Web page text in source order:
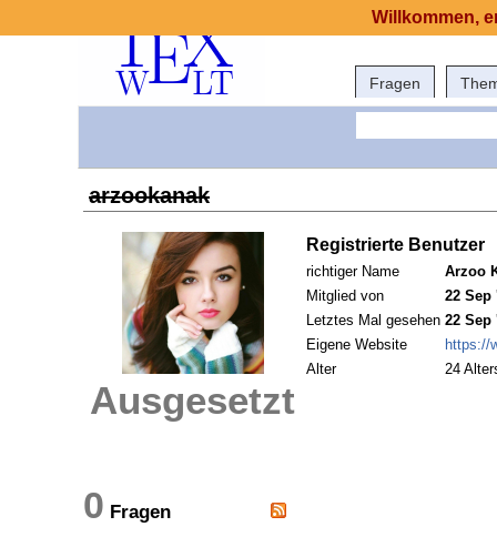
Fragen
arzookanak
Ausgesetzt
Registrierte Benutzer
richtiger Name
Arzoo
Mitglied von
22 Sep
Letztes Mal gesehen 22 Sep
Eigene Website
https://
Alter
24
0 Fragen
Willkommen,